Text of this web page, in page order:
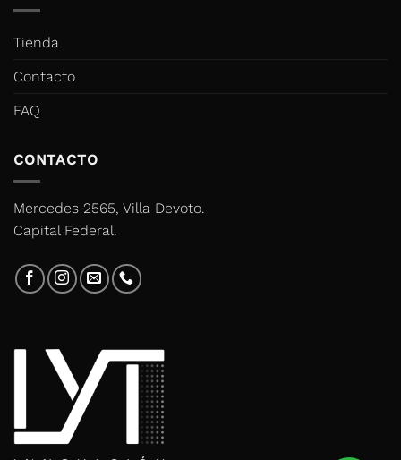
Tienda
Contacto
FAQ
CONTACTO
Mercedes 2565, Villa Devoto.
Capital Federal.